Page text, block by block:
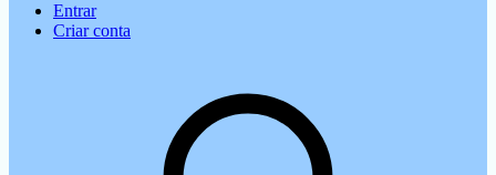
Entrar
Criar conta